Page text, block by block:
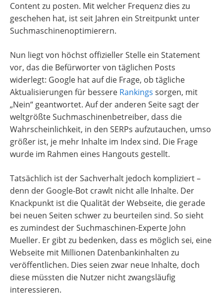
Content zu posten. Mit welcher Frequenz dies zu
geschehen hat, ist seit Jahren ein Streitpunkt unter
Suchmaschinenoptimierern.
Nun liegt von höchst offizieller Stelle ein Statement
vor, das die Befürworter von täglichen Posts
widerlegt: Google hat auf die Frage, ob tägliche
Aktualisierungen für bessere Rankings sorgen, mit
„Nein“ geantwortet. Auf der anderen Seite sagt der
weltgrößte Suchmaschinenbetreiber, dass die
Wahrscheinlichkeit, in den SERPs aufzutauchen, umso
größer ist, je mehr Inhalte im Index sind. Die Frage
wurde im Rahmen eines Hangouts gestellt.
Tatsächlich ist der Sachverhalt jedoch kompliziert –
denn der Google-Bot crawlt nicht alle Inhalte. Der
Knackpunkt ist die Qualität der Webseite, die gerade
bei neuen Seiten schwer zu beurteilen sind. So sieht
es zumindest der Suchmaschinen-Experte John
Mueller. Er gibt zu bedenken, dass es möglich sei, eine
Webseite mit Millionen Datenbankinhalten zu
veröffentlichen. Dies seien zwar neue Inhalte, doch
diese müssten die Nutzer nicht zwangsläufig
interessieren.